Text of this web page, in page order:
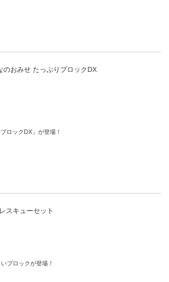
のおみせ たっぷりブロックDX
ロックDX」が登場！
スキューセット
ブロックが登場！